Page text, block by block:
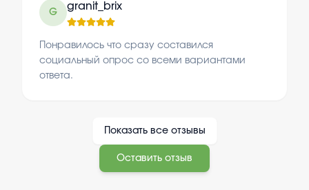
G
granit_brix
Понравилось что сразу составился
социальный опрос со всеми вариантами
ответа.
Показать все отзывы
Оставить отзыв